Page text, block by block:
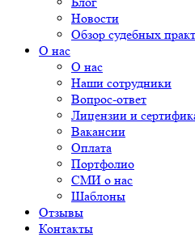
Новости
Обзор судебных
О нас
О нас
Наши сотрудники
Вопрос-ответ
Лицензии и
Вакансии
Оплата
Портфолио
СМИ о нас
Шаблоны
Отзывы
Контакты